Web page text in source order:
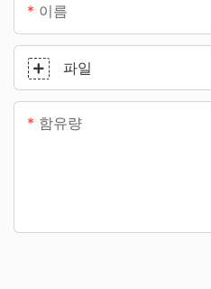
이름
파일
함유량